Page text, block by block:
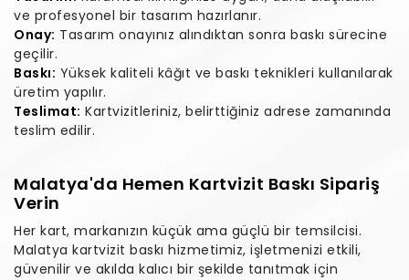
ve profesyonel bir tasarım hazırlanır.
Onay: Tasarım onayınız alındıktan sonra baskı sürecine
geçilir.
Baskı: Yüksek kaliteli kâğıt ve baskı teknikleri kullanılarak
üretim yapılır.
Teslimat: Kartvizitleriniz, belirttiğiniz adrese zamanında
teslim edilir.
Malatya'da Hemen Kartvizit Baskı Sipariş
Verin
Her kart, markanızın küçük ama güçlü bir temsilcisi.
Malatya kartvizit baskı hizmetimiz, işletmenizi etkili,
güvenilir ve akılda kalıcı bir şekilde tanıtmak için